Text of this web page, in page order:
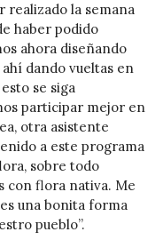
realizado la semana
haber podido
ahora diseñando
dando vueltas en
se siga
participar mejor en
otra asistente
a este programa
sobre todo
con flora nativa. Me
una bonita forma
pueblo”.